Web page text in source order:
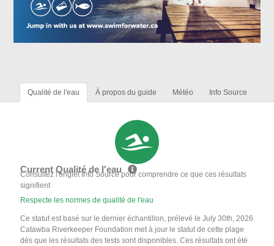
Qualité de l'eau À propos du guide Météo Info Source
Current Qualité de l'eau
Consultez l'onglet Info Source pour comprendre ce que ces résultats
signifient
Respecte les normes de qualité de l'eau
Ce statut est basé sur le dernier échantillon, prélevé le July 30th, 2026
Catawba Riverkeeper Foundation met à jour le statut de cette plage
dès que les résultats des tests sont disponibles. Ces résultats ont été